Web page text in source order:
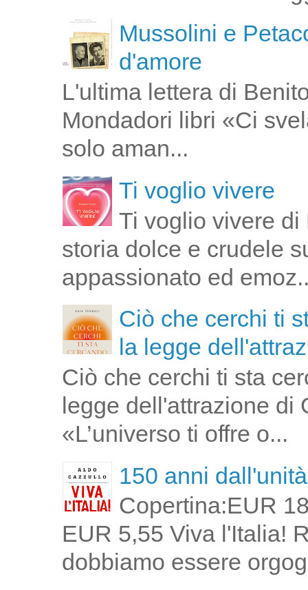
Mussolini e
d'amore
L'ultima lettera di
Mondadori libri «Ci
solo aman...
Ti voglio vivere
Ti voglio vivere
storia dolce e crudele
appassionato ed
Ciò che cerchi ti
la legge
Ciò che cerchi ti sta
legge dell'attrazione di
«L’universo ti offre o...
150 anni
Copertina:EUR
EUR 5,55 Viva l'Italia!
dobbiamo essere